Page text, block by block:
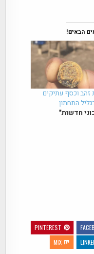
הבאים!
זהב וכסף עתיקים
התחתון
חדשות"
PINTEREST
MIX